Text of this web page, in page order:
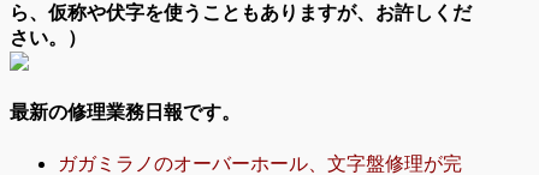
ら、仮称や伏字を使うこともありますが、お許しくだ
さい。）
最新の修理業務日報です。
ガガミラノのオーバーホール、文字盤修理が完